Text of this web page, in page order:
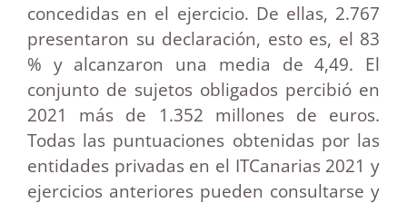
concedidas en el ejercicio. De ellas, 2.767
presentaron su declaración, esto es, el 83
% y alcanzaron una media de 4,49. El
conjunto de sujetos obligados percibió en
2021 más de 1.352 millones de euros.
Todas las puntuaciones obtenidas por las
entidades privadas en el ITCanarias 2021 y
ejercicios anteriores pueden consultarse y